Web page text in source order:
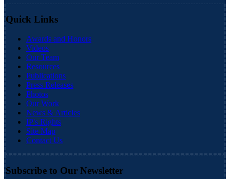
Quick Links
Awards and Honors
Videos
Our Team
Resources
Publications
Press Releases
Photos
Our Work
News & Articles
IP's Rights
Site Map
Contact Us
Subscribe to Our Newsletter